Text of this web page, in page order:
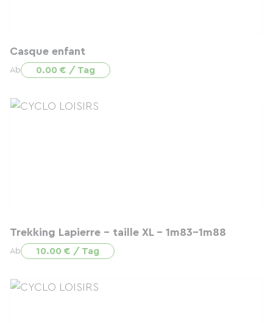
Casque enfant
Ab 0.00 € / Tag
Trekking Lapierre - taille XL - 1m83-1m88
Ab 10.00 € / Tag